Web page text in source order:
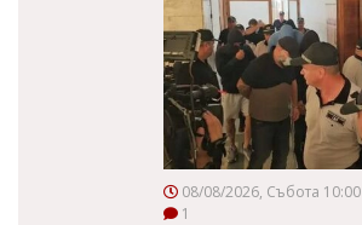
08/08/2026, Събота 10:00
1